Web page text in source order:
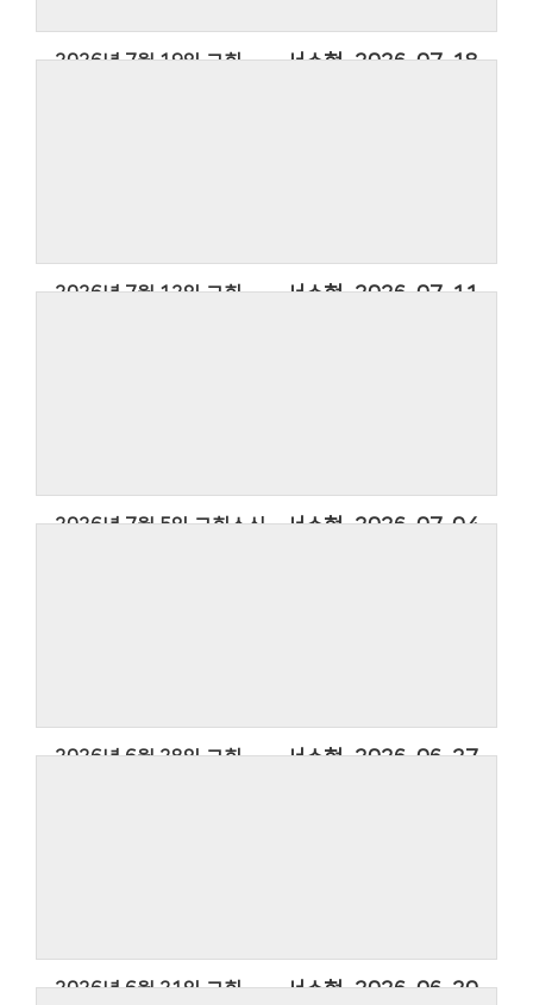
2026년 7월 19일 교회소식 2026-07-18
서수현
2026년 7월 12일 교회소식 2026-07-11
서수현
2026년 7월 5일 교회소식 2026-07-04
서수현
2026년 6월 28일 교회소식 2026-06-27
서수현
2026년 6월 21일 교회소식 2026-06-20
서수현